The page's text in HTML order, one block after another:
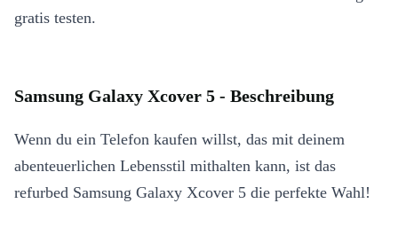
gratis testen.
Samsung Galaxy Xcover 5 - Beschreibung
Wenn du ein Telefon kaufen willst, das mit deinem
abenteuerlichen Lebensstil mithalten kann, ist das
refurbed Samsung Galaxy Xcover 5 die perfekte Wahl!